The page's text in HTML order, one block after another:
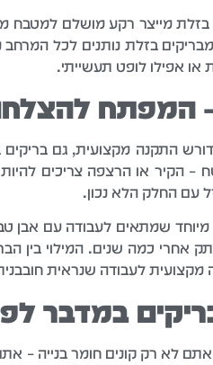
מייצר רקע מושלם למטבח
מבריקים בזלת נותנים לכל
או אפילו לופט תעשייתי.
המפתח
דורש התקנה מקצועית, גם
הקיר או הרצפה צריכים להיות
עם החלק הלא נכון.
שמתאים לעבודה עם אבן
אחרי כמה שנים. המילוי בין
לעבודה שנראית
במדבר
לא רק קונים חומר בנייה –